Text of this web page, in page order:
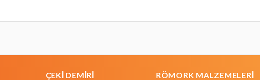
ÇEKİ DEMİRİ
RÖMORK MALZEMELERİ